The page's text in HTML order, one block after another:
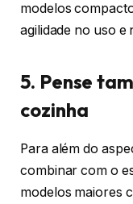
modelos
agilidade no uso e
5. Pense
cozinha
Para além do
combinar com o
modelos maiores